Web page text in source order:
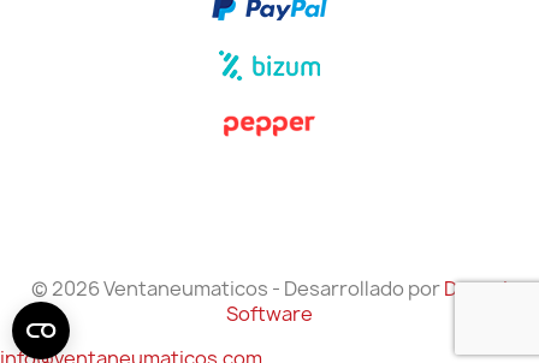
© 2026 Ventaneumaticos - Desarrollado porDanzai
Software